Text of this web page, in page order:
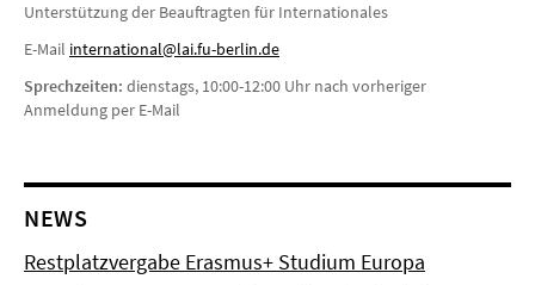
Unterstützung der Beauftragten für Internationales
E-Mail international@lai.fu-berlin.de
Sprechzeiten: dienstags, 10:00-12:00 Uhr nach vorheriger
Anmeldung per E-Mail
NEWS
Restplatzvergabe Erasmus+ Studium Europa